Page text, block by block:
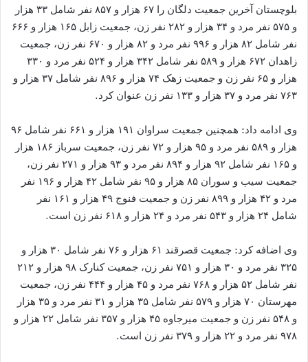
بلوچستان آخرین جمعیت دلگان را ۶۷ هزار و ۸۵۷ نفر شامل ۳۳ هزار
و ۵۷۵ نفر مرد و ۳۴ هزار و ۲۸۲ نفر زن، جمعیت زابل ۱۶۵ هزار و ۶۶۶
نفر شامل ۸۲ هزار و ۹۹۶ نفر مرد و ۸۲ هزار و ۶۷۰ نفر زن، جمعیت
زاهدان ۶۷۲ هزار و ۵۸۹ نفر شامل ۳۴۲ هزار و ۵۲۴ نفر مرد و ۳۳۰
هزار و ۶۵ نفر زن و جمعیت زهک ۷۴ هزار و ۸۹۶ نفر شامل ۳۷ هزار و
۷۶۳ نفر مرد و ۳۷ هزار و ۱۳۳ نفر زن عنوان کرد.
وی ادامه داد: همچنین جمعیت سراوان ۱۹۱ هزار و ۶۶۱ نفر شامل ۹۶
هزار و ۵۸۹ نفر مرد و ۹۵ هزار و ۷۲ نفر زن، جمعیت سرباز ۱۸۶ هزار
و ۱۶۵ نفر شامل ۹۲ هزار و ۸۹۴ نفر مرد و ۹۳ هزار و ۲۷۱ نفر زن،
جمعیت سیب و سوران ۸۵ هزار و ۹۵ نفر شامل ۴۲ هزار و ۱۹۶ نفر
مرد و ۴۲ هزار و ۸۹۹ نفر زن و جمعیت فنوج ۴۹ هزار و ۱۶۱ نفر
شامل ۲۴ هزار و ۵۴۳ نفر مرد و ۲۴ هزار و ۶۱۸ نفر زن است.
وی اضافه کرد: جمعیت قصرقند ۶۱ هزار و ۷۶ نفر شامل ۳۰ هزار و
۳۲۵ نفر مرد و ۳۰ هزار و ۷۵۱ نفر زن، جمعیت کنارک ۹۸ هزار و ۲۱۲
نفر شامل ۵۲ هزار و ۷۶۸ نفر مرد و ۴۵ هزار و ۴۴۴ نفر زن، جمعیت
مهرستان ۷۰ هزار و ۵۷۹ نفر شامل ۳۵ هزار و ۳۱ نفر مرد و ۳۵ هزار
و ۵۴۸ نفر زن و جمعیت میرجاوه ۴۵ هزار و ۳۵۷ نفر شامل ۲۲ هزار و
۹۷۸ نفر مرد و ۲۲ هزار و ۳۷۹ نفر زن است.